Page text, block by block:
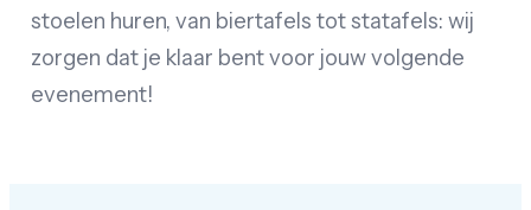
stoelen huren, van biertafels tot statafels: wij
zorgen dat je klaar bent voor jouw volgende
evenement!